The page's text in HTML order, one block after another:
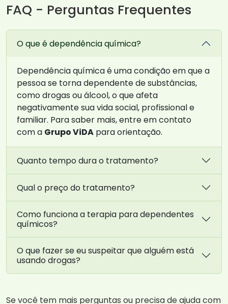
FAQ - Perguntas Frequentes
O que é dependência química?
Dependência química é uma condição em que a
pessoa se torna dependente de substâncias,
como drogas ou álcool, o que afeta
negativamente sua vida social, profissional e
familiar. Para saber mais, entre em contato
com a Grupo ViDA para orientação.
Quanto tempo dura o tratamento?
Qual o preço do tratamento?
Como funciona a terapia para dependentes
químicos?
O que fazer se eu suspeitar que alguém está
usando drogas?
Se você tem mais perguntas ou precisa de ajuda com